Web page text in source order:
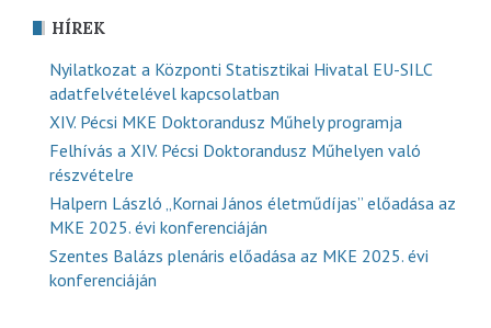
HÍREK
Nyilatkozat a Központi Statisztikai Hivatal EU-SILC
adatfelvételével kapcsolatban
XIV. Pécsi MKE Doktorandusz Műhely programja
Felhívás a XIV. Pécsi Doktorandusz Műhelyen való
részvételre
Halpern László „Kornai János életműdíjas” előadása az
MKE 2025. évi konferenciáján
Szentes Balázs plenáris előadása az MKE 2025. évi
konferenciáján